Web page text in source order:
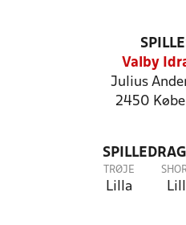
Valby
Julius
2450
TRØJE
Lilla